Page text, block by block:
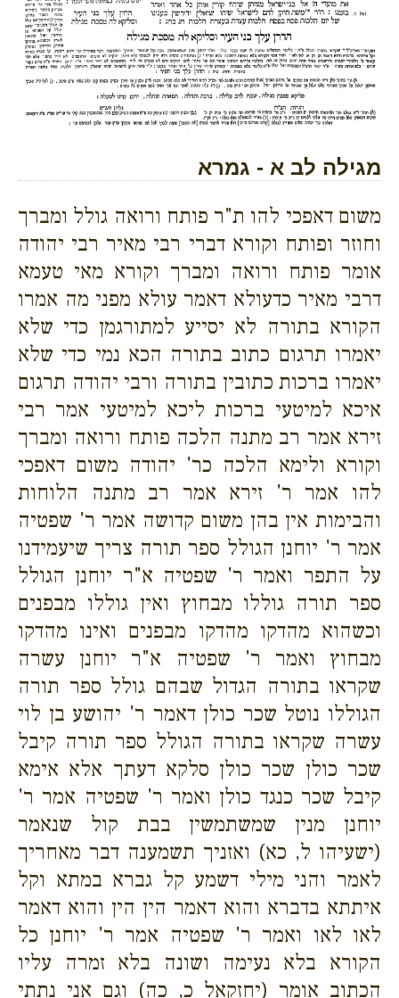
מגילה לב א - גמרא
משום דאפכי להו ת"ר פותח ורואה גולל ומברך
וחוזר ופותח וקורא דברי רבי מאיר רבי יהודה
אומר פותח ורואה ומברך וקורא מאי טעמא
דרבי מאיר כדעולא דאמר עולא מפני מה אמרו
הקורא בתורה לא יסייע למתורגמן כדי שלא
יאמרו תרגום כתוב בתורה הכא נמי כדי שלא
יאמרו ברכות כתובין בתורה ורבי יהודה תרגום
איכא למיטעי ברכות ליכא למיטעי אמר רבי
זירא אמר רב מתנה הלכה פותח ורואה ומברך
וקורא ולימא הלכה כר' יהודה משום דאפכי
להו אמר ר' זירא אמר רב מתנה הלוחות
והבימות אין בהן משום קדושה אמר ר' שפטיה
אמר ר' יוחנן הגולל ספר תורה צריך שיעמידנו
על התפר ואמר ר' שפטיה א"ר יוחנן הגולל
ספר תורה גוללו מבחוץ ואין גוללו מבפנים
וכשהוא מהדקו מהדקו מבפנים ואינו מהדקו
מבחוץ ואמר ר' שפטיה א"ר יוחנן עשרה
שקראו בתורה הגדול שבהם גולל ספר תורה
הגוללו נוטל שכר כולן דאמר ר' יהושע בן לוי
עשרה שקראו בתורה הגולל ספר תורה קיבל
שכר כולן שכר כולן סלקא דעתך אלא אימא
קיבל שכר כנגד כולן ואמר ר' שפטיה אמר ר'
יוחנן מנין שמשתמשין בבת קול שנאמר
(ישעיהו ל, כא) ואזניך תשמענה דבר מאחריך
לאמר והני מילי דשמע קל גברא במתא וקל
איתתא בדברא והוא דאמר הין הין והוא דאמר
לאו לאו ואמר ר' שפטיה אמר ר' יוחנן כל
הקורא בלא נעימה ושונה בלא זמרה עליו
הכתוב אומר (יחזקאל כ, כה) וגם אני נתתי